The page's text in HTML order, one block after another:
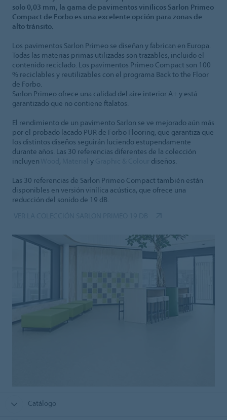
solo 0,03 mm, la gama de pavimentos vinílicos Sarlon Primeo
Compact de Forbo es una excelente opción para zonas de
alto tránsito.
Los pavimentos Sarlon Primeo se diseñan y fabrican en Europa.
Todas las materias primas utilizadas son trazables, incluido el
contenido reciclado. Los pavimentos Primeo Compact son 100
% reciclables y reutilizables con el programa Back to the Floor
de Forbo.
Sarlon Primeo ofrece una calidad del aire interior A+ y está
garantizado que no contiene ftalatos.
El rendimiento de un pavimento Sarlon se ve mejorado aún más
por el probado lacado PUR de Forbo Flooring, que garantiza que
los distintos diseños seguirán luciendo estupendamente
durante años. Las 30 referencias diferentes de la colección
incluyen
, y
diseños.
Las 30 referencias de Sarlon Primeo Compact también están
disponibles en versión vinílica acústica, que ofrece una
reducción del sonido de 19 dB.
Catálogo